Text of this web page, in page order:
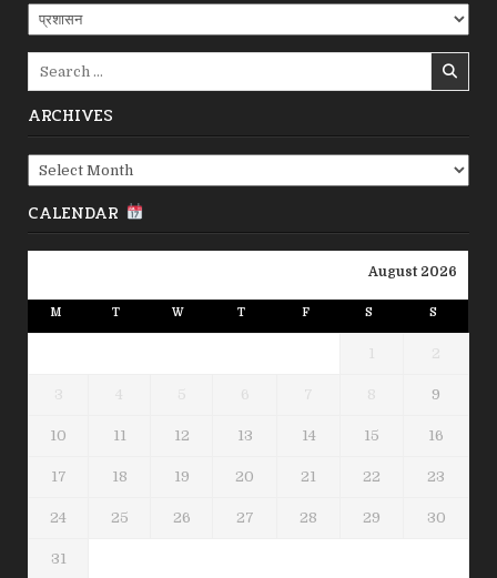
Categories
ARCHIVES
Archives
CALENDAR
August 2026
M T W T F S S
1 2
3 4 5 6 7 8 9
10 11 12 13 14 15 16
17 18 19 20 21 22 23
24 25 26 27 28 29 30
31